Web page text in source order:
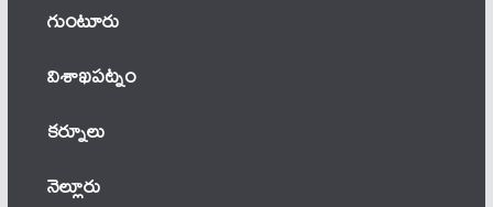
గుంటూరు
విశాఖపట్నం
కర్నూలు
నెల్లూరు